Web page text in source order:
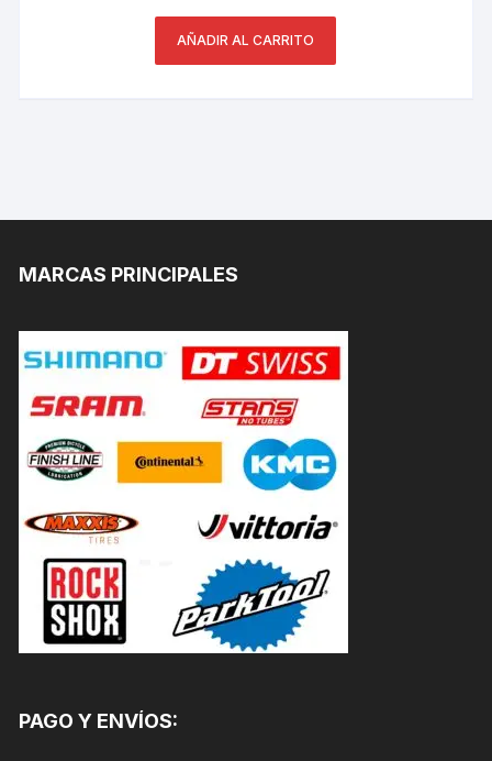
AÑADIR AL CARRITO
MARCAS PRINCIPALES
PAGO Y ENVÍOS: